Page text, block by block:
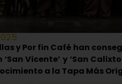
y Por fin Café han
Vicente’ y ‘San
a la Tapa Más